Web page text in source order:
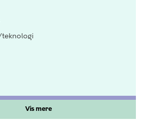
teknologi
Vis mere